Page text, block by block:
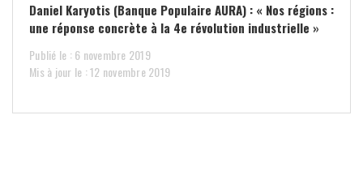
Daniel Karyotis (Banque Populaire AURA) : « Nos régions :
une réponse concrète à la 4e révolution industrielle »
Publié le : 6 novembre 2019
Mis à jour le : 12 novembre 2019